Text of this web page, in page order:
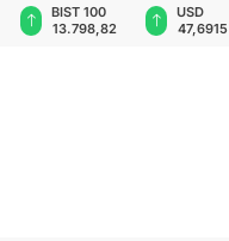
USD
47,6915
EUR
54,9772